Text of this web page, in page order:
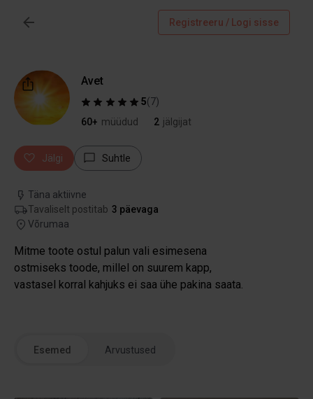
Registreeru / Logi sisse
Avet
5(7)
60+ müüdud 2 jälgijat
Jälgi Suhtle
Täna aktiivne
Tavaliselt postitab 3 päevaga
Võrumaa
Mitme toote ostul palun vali esimesena
ostmiseks toode, millel on suurem kapp,
vastasel korral kahjuks ei saa ühe pakina saata.
Esemed Arvustused